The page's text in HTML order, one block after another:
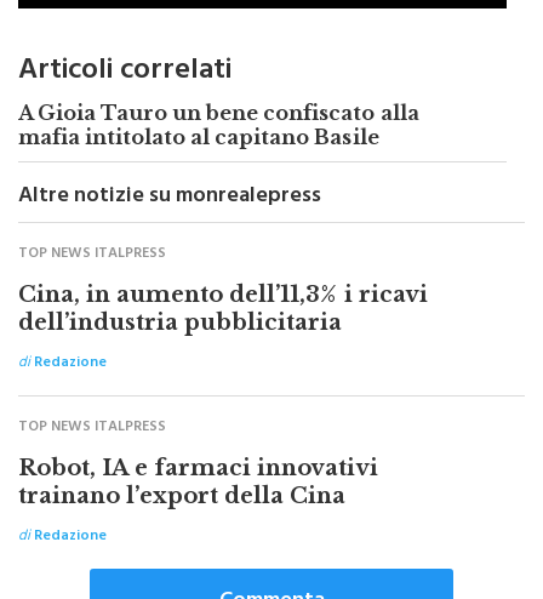
Articoli correlati
A Gioia Tauro un bene confiscato alla
mafia intitolato al capitano Basile
Altre notizie su monrealepress
TOP NEWS ITALPRESS
Cina, in aumento dell’11,3% i ricavi
dell’industria pubblicitaria
diRedazione
TOP NEWS ITALPRESS
Robot, IA e farmaci innovativi
trainano l’export della Cina
Redazione